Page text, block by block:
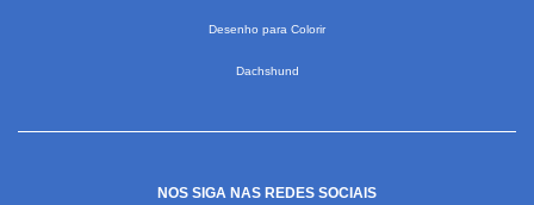
Desenho para Colorir
Dachshund
NOS SIGA NAS REDES SOCIAIS